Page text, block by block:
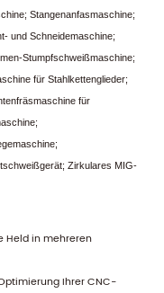
Stangenanfasmaschine;
und Schneidemaschine;
Stumpfschweißmaschine;
für Stahlkettenglieder;
für
Zirkulares MIG-
Held in mehreren
Ihrer CNC-